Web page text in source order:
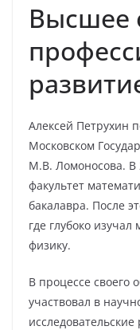
Высшее
Алексей Петрухин
Московском
М.В. Ломоносова. В
факультет
бакалавра. После
где глубоко
физику.
В процессе своего
участвовал в